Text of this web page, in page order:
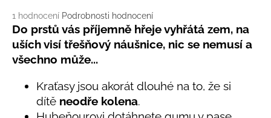
Průměrné
hodnocení
produktu
je
5,0
hvězdiček.
1 hodnocení Podrobnosti hodnocení
Do prstů vás příjemně hřeje vyhřátá zem, na
uších visí třešňový náušnice, nic se nemusí a
všechno může...
Kraťasy jsou akorát dlouhé na to, že si
dítě neodře kolena.
p
o
r
u